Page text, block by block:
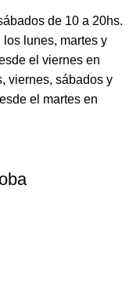
de 10 a 20hs.
lunes, martes y
el viernes en
viernes, sábados y
el martes en